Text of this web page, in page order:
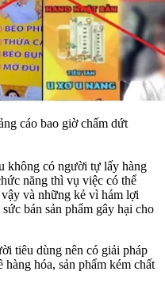
cáo bao giờ chấm dứt
không có người tự lấy hàng
năng thì vụ việc có thể
và những kẻ vì hám lợi
bán sản phẩm gây hại cho
tiêu dùng nên có giải pháp
hóa, sản phẩm kém chất